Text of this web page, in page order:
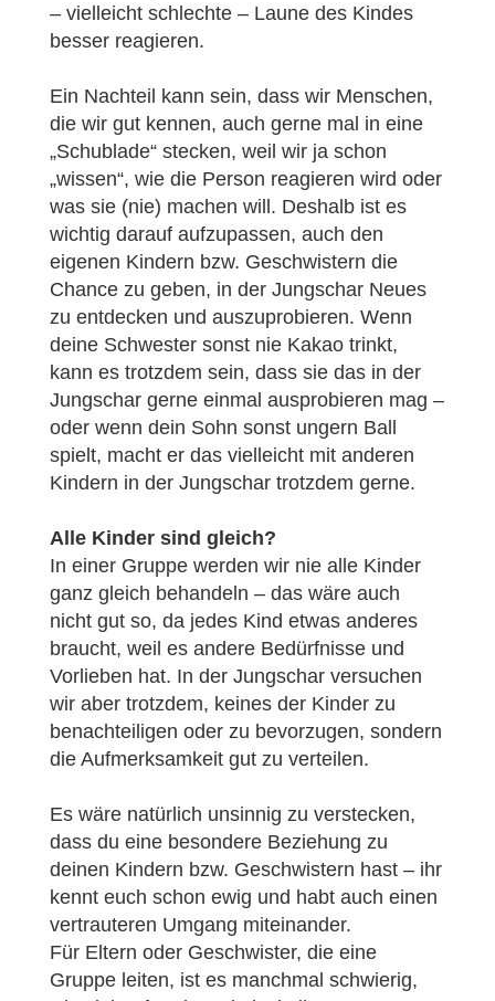
– vielleicht schlechte – Laune des Kindes
besser reagieren.
Ein Nachteil kann sein, dass wir Menschen,
die wir gut kennen, auch gerne mal in eine
„Schublade“ stecken, weil wir ja schon
„wissen“, wie die Person reagieren wird oder
was sie (nie) machen will. Deshalb ist es
wichtig darauf aufzupassen, auch den
eigenen Kindern bzw. Geschwistern die
Chance zu geben, in der Jungschar Neues
zu entdecken und auszuprobieren. Wenn
deine Schwester sonst nie Kakao trinkt,
kann es trotzdem sein, dass sie das in der
Jungschar gerne einmal ausprobieren mag –
oder wenn dein Sohn sonst ungern Ball
spielt, macht er das vielleicht mit anderen
Kindern in der Jungschar trotzdem gerne.
Alle Kinder sind gleich?
In einer Gruppe werden wir nie alle Kinder
ganz gleich behandeln – das wäre auch
nicht gut so, da jedes Kind etwas anderes
braucht, weil es andere Bedürfnisse und
Vorlieben hat. In der Jungschar versuchen
wir aber trotzdem, keines der Kinder zu
benachteiligen oder zu bevorzugen, sondern
die Aufmerksamkeit gut zu verteilen.
Es wäre natürlich unsinnig zu verstecken,
dass du eine besondere Beziehung zu
deinen Kindern bzw. Geschwistern hast – ihr
kennt euch schon ewig und habt auch einen
vertrauteren Umgang miteinander.
Für Eltern oder Geschwister, die eine
Gruppe leiten, ist es manchmal schwierig,